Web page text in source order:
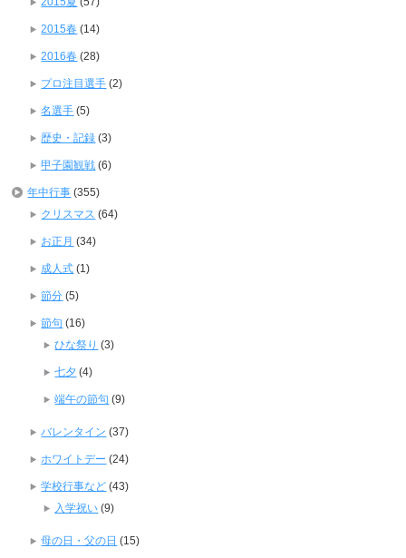
2015春 (14)
2016春 (28)
プロ注目選手 (2)
名選手 (5)
歴史・記録 (3)
甲子園観戦 (6)
年中行事 (355)
クリスマス (64)
お正月 (34)
成人式 (1)
節分 (5)
節句 (16)
ひな祭り (3)
七夕 (4)
端午の節句 (9)
バレンタイン (37)
ホワイトデー (24)
学校行事など (43)
入学祝い (9)
母の日・父の日 (15)